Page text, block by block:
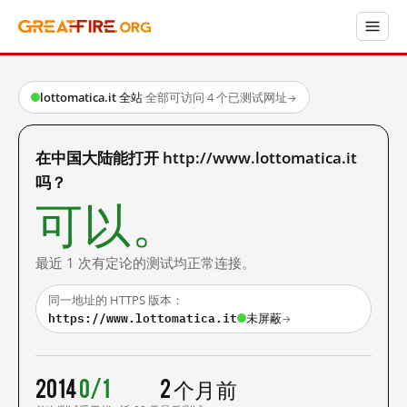
lottomatica.it 全站·全部可访问·4 个已测试网址→
在中国大陆能打开 http://www.lottomatica.it
吗？
可以。
最近 1 次有定论的测试均正常连接。
同一地址的 HTTPS 版本：
https://www.lottomatica.it 未屏蔽→
20140/1 2 个月前